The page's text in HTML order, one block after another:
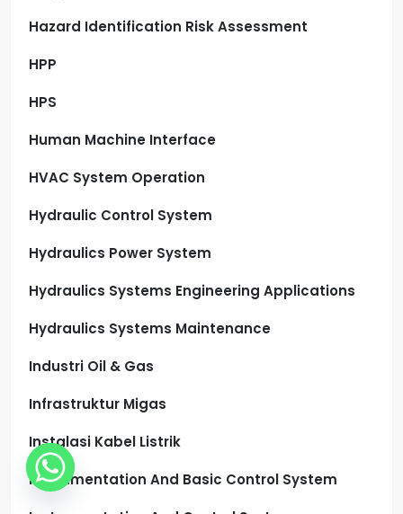
Hazard Identification Risk Assessment
HPP
HPS
Human Machine Interface
HVAC System Operation
Hydraulic Control System
Hydraulics Power System
Hydraulics Systems Engineering Applications
Hydraulics Systems Maintenance
Industri Oil & Gas
Infrastruktur Migas
Instalasi Kabel Listrik
Instrumentation And Basic Control System